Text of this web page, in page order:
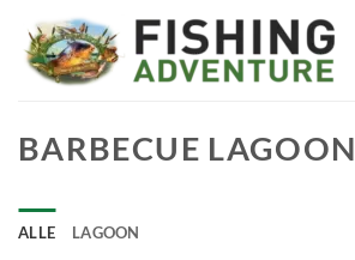
naar
BARBECUE LAGOON
ALLE LAGOON